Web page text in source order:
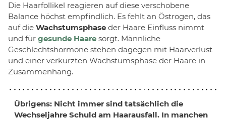
Die Haarfollikel reagieren auf diese verschobene
Balance höchst empfindlich. Es fehlt an Östrogen, das
auf die Wachstumsphase der Haare Einfluss nimmt
und für gesunde Haare sorgt. Männliche
Geschlechtshormone stehen dagegen mit Haarverlust
und einer verkürzten Wachstumsphase der Haare in
Zusammenhang.
Übrigens: Nicht immer sind tatsächlich die
Wechseljahre Schuld am Haarausfall. In manchen